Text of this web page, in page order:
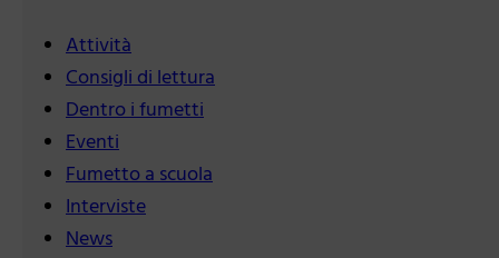
Attività
Consigli di lettura
Dentro i fumetti
Eventi
Fumetto a scuola
Interviste
News